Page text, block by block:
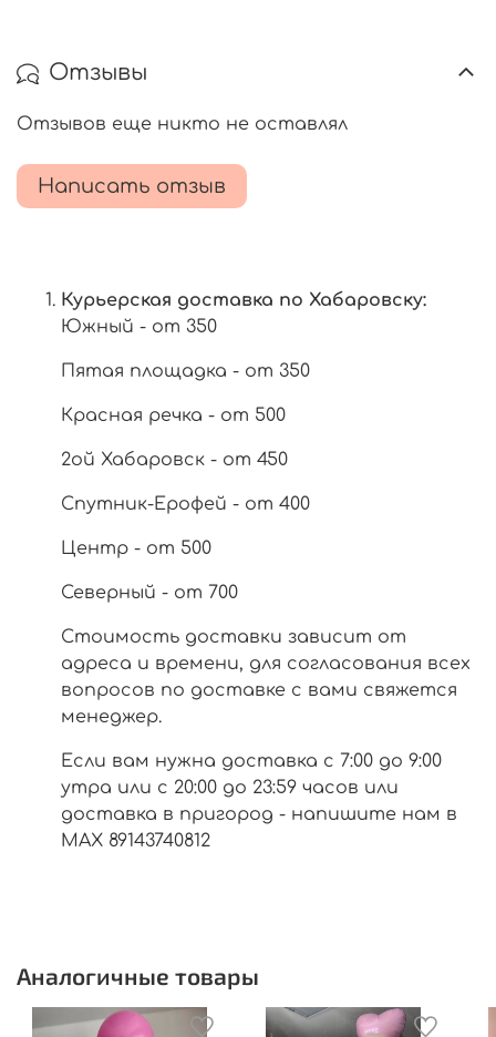
Отзывы
Отзывов еще никто не оставлял
Написать отзыв
Курьерская доставка по Хабаровску:
Южный - от 350
Пятая площадка - от 350
Красная речка - от 500
2ой Хабаровск - от 450
Спутник-Ерофей - от 400
Центр - от 500
Северный - от 700
Стоимость доставки зависит от
адреса и времени, для согласования всех
вопросов по доставке с вами свяжется
менеджер.
Если вам нужна доставка с 7:00 до 9:00
утра или с 20:00 до 23:59 часов или
доставка в пригород - напишите нам в
МАХ 89143740812
Аналогичные товары